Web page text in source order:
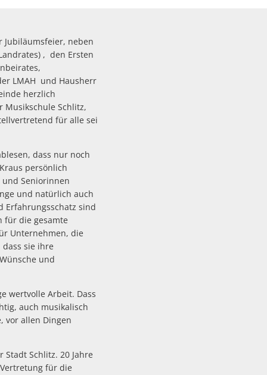
Jubiläumsfeier, neben
, den Ersten
LMAH und Hausherr
herzlich
Musikschule Schlitz,
für alle sei
dass nur noch
persönlich
Seniorinnen
und natürlich auch
Erfahrungsschatz sind
für die gesamte
Unternehmen, die
sie ihre
und
wertvolle Arbeit. Dass
auch musikalisch
vor allen Dingen
Schlitz. 20 Jahre
für die